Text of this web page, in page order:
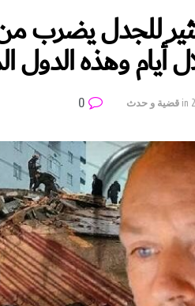
للجدل يضرب
أيام وهذه
inقضية و حدث